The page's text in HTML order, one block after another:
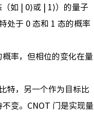
如 | 0⟩或 | 1⟩）的量子
处于 0 态和 1 态的概率
率，但相位的变化在量
特，另一个作为目标比
变。CNOT 门是实现量